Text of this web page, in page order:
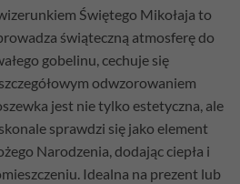
Świętego Mikołaja to
świąteczną atmosferę do
gobelinu, cechuje się
odwzorowaniem
jest nie tylko estetyczna, ale
sprawdzi się jako element
Narodzenia, dodając ciepła i
Idealna na prezent lub